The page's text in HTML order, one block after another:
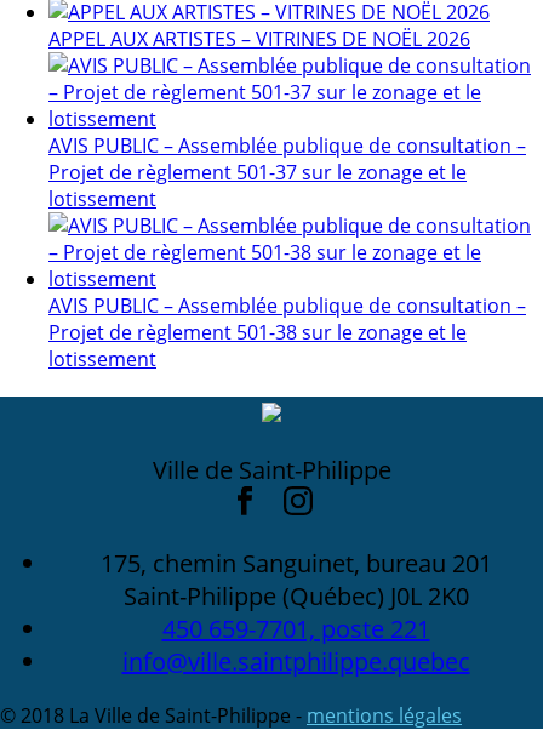
APPEL AUX ARTISTES – VITRINES DE NOËL 2026
AVIS PUBLIC – Assemblée publique de consultation –
Projet de règlement 501-37 sur le zonage et le
lotissement
AVIS PUBLIC – Assemblée publique de consultation –
Projet de règlement 501-38 sur le zonage et le
lotissement
Ville de Saint-Philippe
175, chemin Sanguinet, bureau 201
Saint-Philippe (Québec) J0L 2K0
450 659-7701, poste 221
info@ville.saintphilippe.quebec
© 2018 La Ville de Saint-Philippe - mentions légales